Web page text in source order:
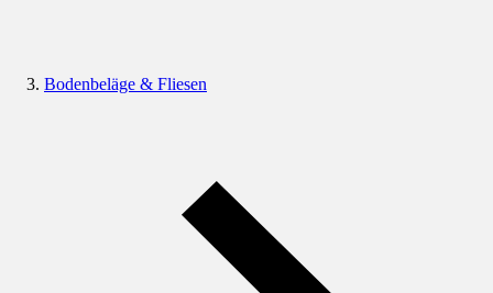
Bodenbeläge & Fliesen